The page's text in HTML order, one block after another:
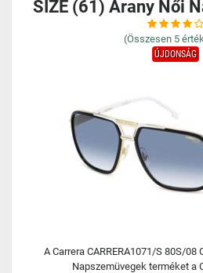
SIZE (61) Arany Női
(Összesen 5
ÚJDONSÁG
A Carrera CARRERA1071/S 80S/08
Napszemüvegek terméket a